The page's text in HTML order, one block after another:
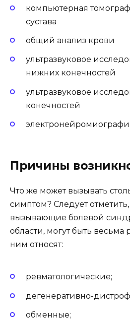
компьютерная
сустава
общий анализ крови
ультразвуковое
нижних конечностей
ультразвуковое
конечностей
Причины
Что же может вызывать
симптом? Следует
вызывающие болевой
области, могут быть
ним относят:
ревматологические;
дегенеративно-
обменные;